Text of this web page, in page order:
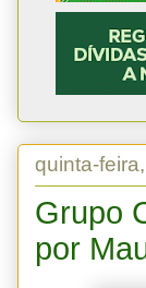
quinta-
Grupo
por